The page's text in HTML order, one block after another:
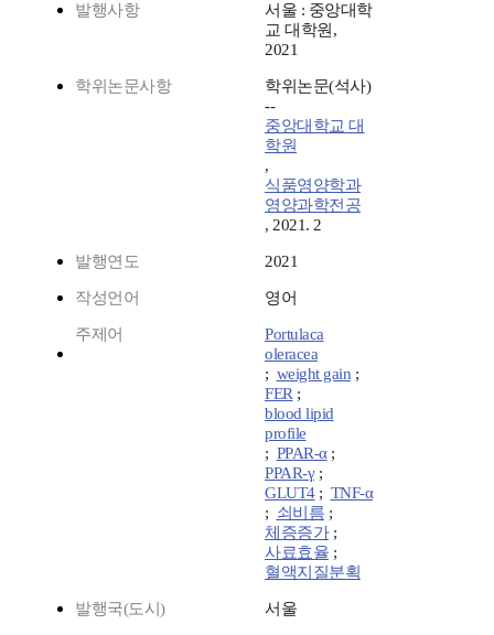
발행사항
서울 : 중앙대학
교 대학원,
2021
학위논문사항
학위논문(석사)
--
중앙대학교 대
학원
,
식품영양학과
영양과학전공
, 2021. 2
발행연도 2021
작성언어 영어
주제어
Portulaca
oleracea
; weight gain ;
FER;
blood lipid
profile
; PPAR-α;
PPAR-γ;
GLUT4; TNF-α
; 쇠비름 ;
체증증가;
사료효율 ;
혈액지질분획
발행국(도시) 서울